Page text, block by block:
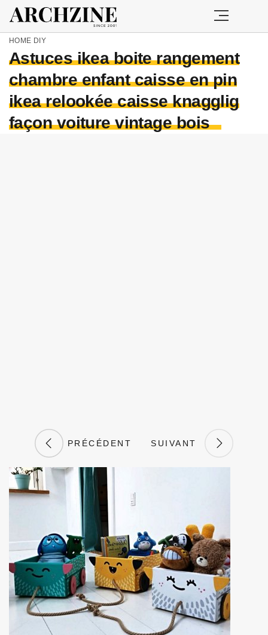
HOME DIY
Astuces ikea boite rangement
chambre enfant caisse en pin
ikea relookée caisse knagglig
façon voiture vintage bois
PRÉCÉDENT SUIVANT